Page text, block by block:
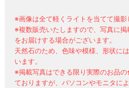
※画像は全て軽くライトを当てて撮影
※複数販売いたしますので、写真に
をお届けする場合がございます。
天然石のため、色味や模様、形状に
います。
※掲載写真はできる限り実際のお品
ておりますが、パソコンやモニタに